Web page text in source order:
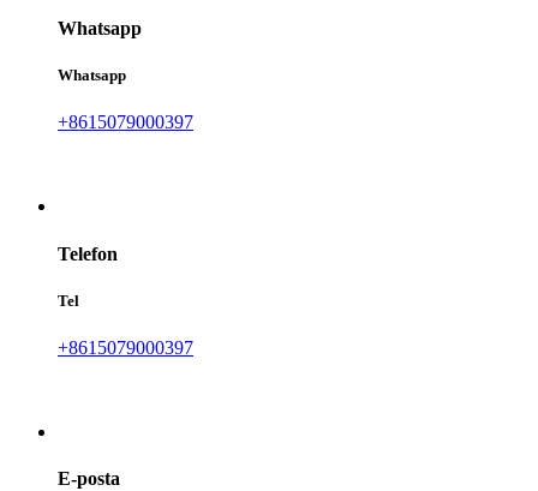
Whatsapp
Whatsapp
+8615079000397
Telefon
Tel
+8615079000397
E-posta